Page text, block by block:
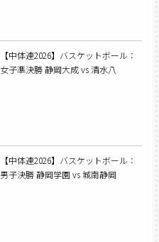
【中体連2026】バスケットボール：
女子準決勝 静岡大成 vs 清水八
【中体連2026】バスケットボール：
男子決勝 静岡学園 vs 城南静岡